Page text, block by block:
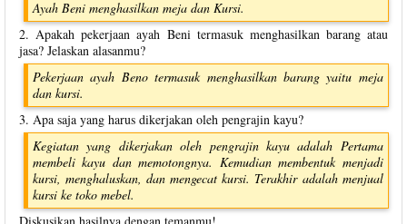
Ayah Beni menghasilkan meja dan Kursi.
2. Apakah pekerjaan ayah Beni termasuk menghasilkan barang atau
jasa? Jelaskan alasanmu?
Pekerjaan ayah Beno termasuk menghasilkan barang yaitu meja
dan kursi.
3. Apa saja yang harus dikerjakan oleh pengrajin kayu?
Kegiatan yang dikerjakan oleh pengrajin kayu adalah Pertama
membeli kayu dan memotongnya. Kemudian membentuk menjadi
kursi, menghaluskan, dan mengecat kursi. Terakhir adalah menjual
kursi ke toko mebel.